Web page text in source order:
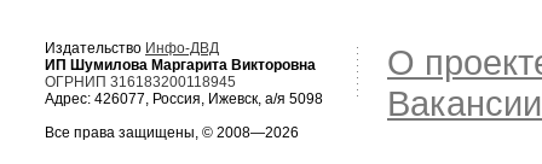
Издательство Инфо-ДВД
ИП Шумилова Маргарита Викторовна
ОГРНИП 316183200118945
Адрес: 426077, Россия, Ижевск, а/я 5098
Все права защищены, © 2008—2026
О
Вакансии